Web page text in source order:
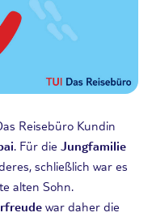
Reisebüro Kundin
. Für die Jungfamilie
schließlich war es
alten Sohn.
war daher die